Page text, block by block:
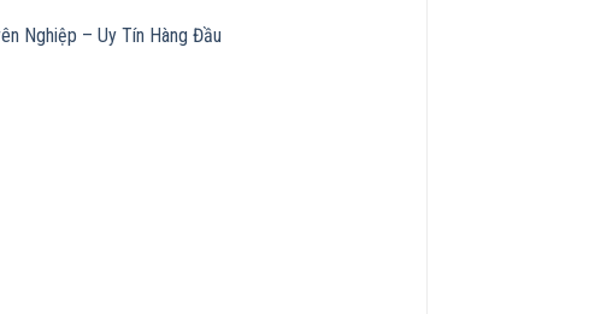
Nghiệp – Uy Tín Hàng Đầu